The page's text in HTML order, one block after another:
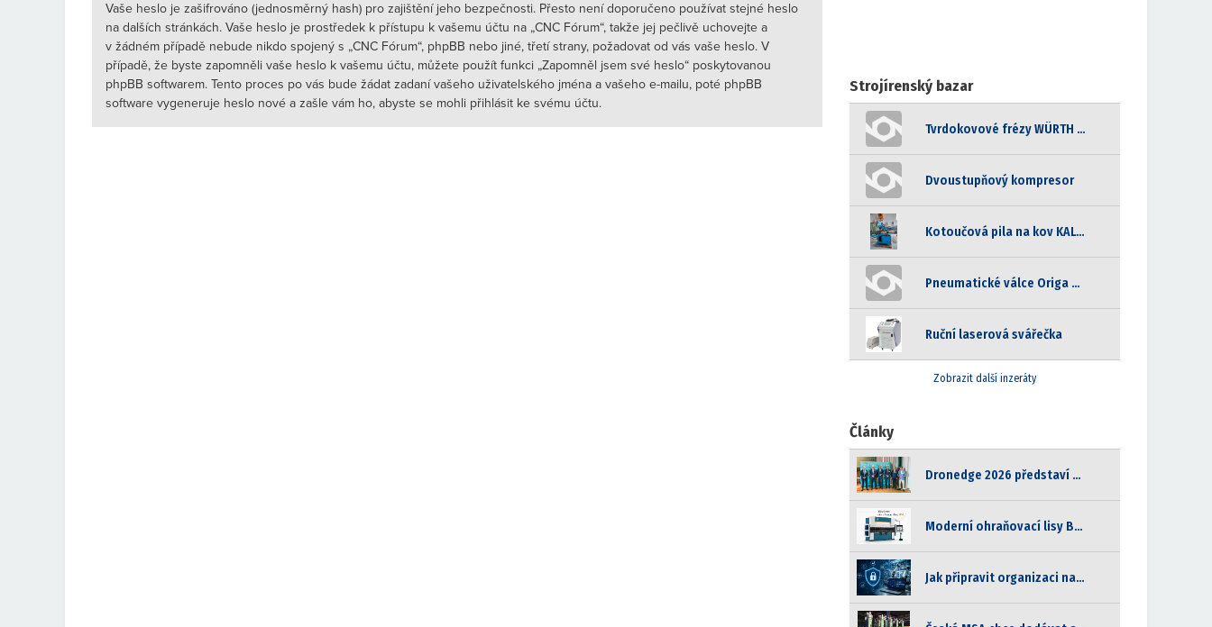
Vaše heslo je zašifrováno (jednosměrný hash) pro zajištění jeho bezpečnosti. Přesto není doporučeno používat stejné heslo
na dalších stránkách. Vaše heslo je prostředek k přístupu k vašemu účtu na „CNC Fórum“, takže jej pečlivě uchovejte a
v žádném případě nebude nikdo spojený s „CNC Fórum“, phpBB nebo jiné, třetí strany, požadovat od vás vaše heslo. V
případě, že byste zapomněli vaše heslo k vašemu účtu, můžete použít funkci „Zapomněl jsem své heslo“ poskytovanou
phpBB softwarem. Tento proces po vás bude žádat zadaní vašeho uživatelského jména a vašeho e-mailu, poté phpBB
software vygeneruje heslo nové a zašle vám ho, abyste se mohli přihlásit ke svému účtu.